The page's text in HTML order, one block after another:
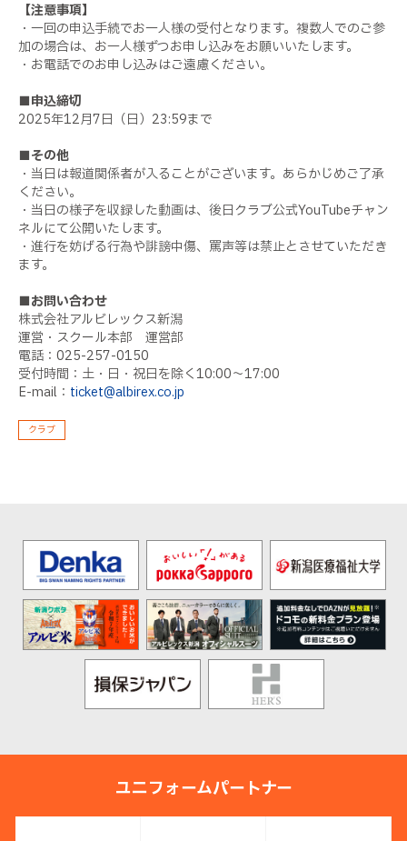
【注意事項】
・一回の申込手続でお一人様の受付となります。複数人でのご参
加の場合は、お一人様ずつお申し込みをお願いいたします。
・お電話でのお申し込みはご遠慮ください。
■申込締切
2025年12月7日（日）23:59まで
■その他
・当日は報道関係者が入ることがございます。あらかじめご了承
ください。
・当日の様子を収録した動画は、後日クラブ公式YouTubeチャン
ネルにて公開いたします。
・進行を妨げる行為や誹謗中傷、罵声等は禁止とさせていただき
ます。
■お問い合わせ
株式会社アルビレックス新潟
運営・スクール本部 運営部
電話：025-257-0150
受付時間：土・日・祝日を除く10:00〜17:00
E-mail： ticket@albirex.co.jp
クラブ
ユニフォームパートナー